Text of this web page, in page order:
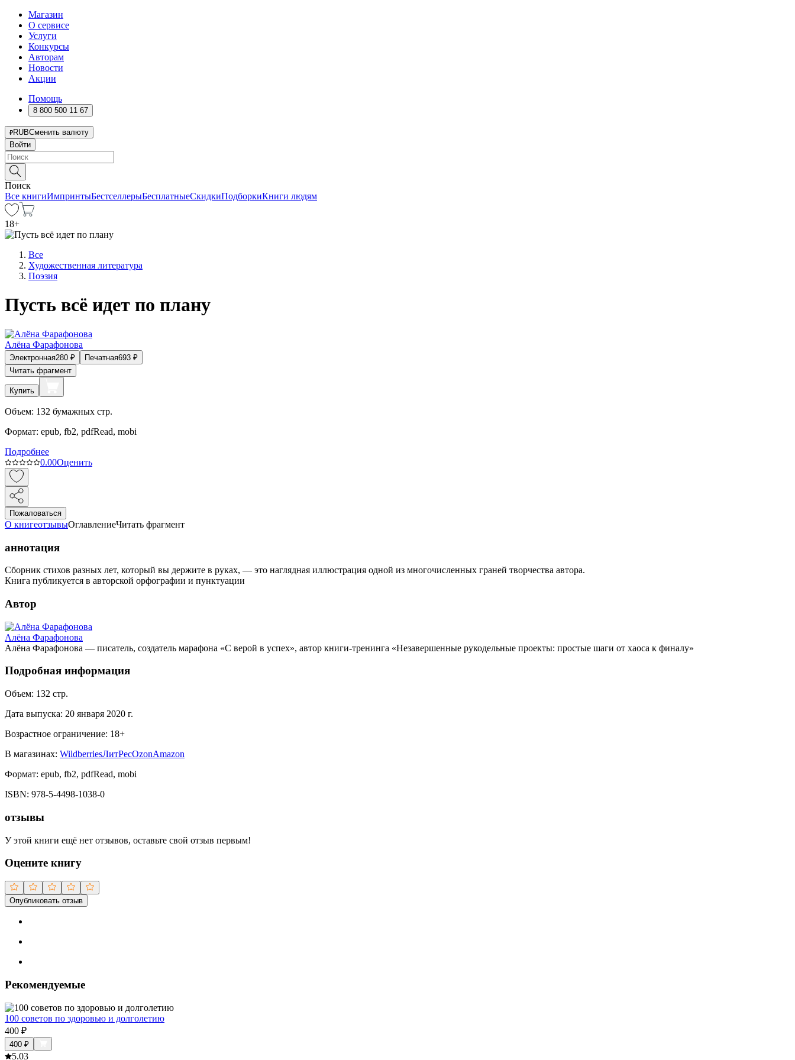
Магазин
О сервисе
Услуги
Конкурсы
Авторам
Новости
Акции
Помощь
8 800 500 11 67
RUBСменить валюту
Войти
Поиск
Все книгиИмпринтыБестселлерыБесплатныеСкидкиПодборкиКниги людям
18+
Все
Художественная литература
Поэзия
Пусть всё идет по плану
Алёна Фарафонова
Электронная280 ₽ Печатная693 ₽
Читать фрагмент
Купить
Объем: 132 бумажных стр.
Формат: epub, fb2, pdfRead, mobi
Подробнее
0.00Оценить
Пожаловаться
О книгеотзывыОглавлениеЧитать фрагмент
аннотация
Сборник стихов разных лет, который вы держите в руках, — это наглядная иллюстрация одной из многочисленных граней творчества автора.
Книга публикуется в авторской орфографии и пунктуации
Автор
Алёна Фарафонова
Алёна Фарафонова — писатель, создатель марафона «С верой в успех», автор книги-тренинга «Незавершенные рукодельные проекты: простые шаги от хаоса к финалу»
Подробная информация
Объем: 132 стр.
Дата выпуска: 20 января 2020 г.
Возрастное ограничение: 18+
В магазинах: WildberriesЛитРесOzonAmazon
Формат: epub, fb2, pdfRead, mobi
ISBN: 978-5-4498-1038-0
отзывы
У этой книги ещё нет отзывов, оставьте свой отзыв первым!
Оцените книгу
Опубликовать отзыв
Рекомендуемые
100 советов по здоровью и долголетию
400 ₽
400 ₽
5.03